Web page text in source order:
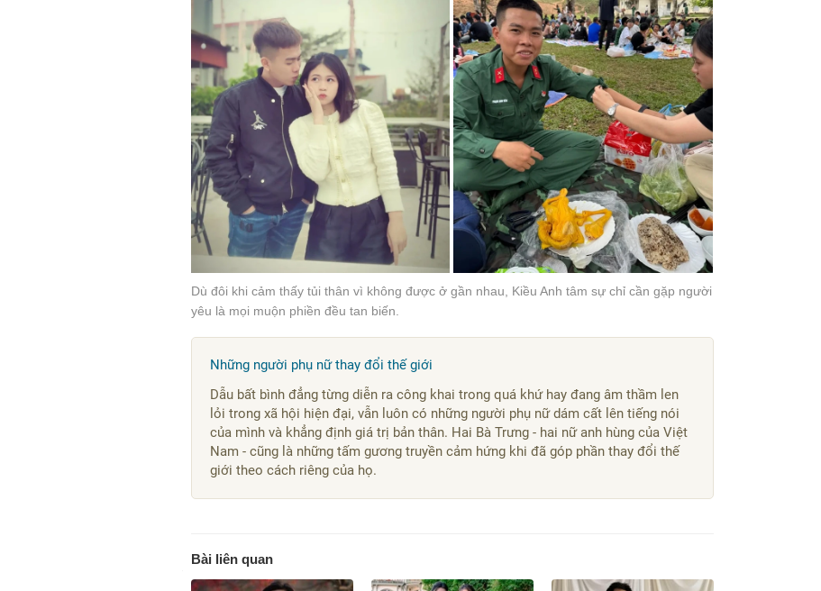
Dù đôi khi cảm thấy tủi thân vì không được ở gần nhau, Kiều Anh tâm sự chỉ cần gặp người
yêu là mọi muộn phiền đều tan biến.
Những người phụ nữ thay đổi thế giới
Dẫu bất bình đẳng từng diễn ra công khai trong quá khứ hay đang âm thầm len
lỏi trong xã hội hiện đại, vẫn luôn có những người phụ nữ dám cất lên tiếng nói
của mình và khẳng định giá trị bản thân. Hai Bà Trưng - hai nữ anh hùng của Việt
Nam - cũng là những tấm gương truyền cảm hứng khi đã góp phần thay đổi thế
giới theo cách riêng của họ.
Bài liên quan